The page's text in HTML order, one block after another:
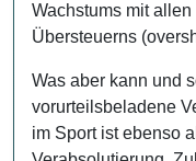
Wachstums mit
Übersteuerns
Was aber kann und
vorurteilsbeladene
im Sport ist ebenso